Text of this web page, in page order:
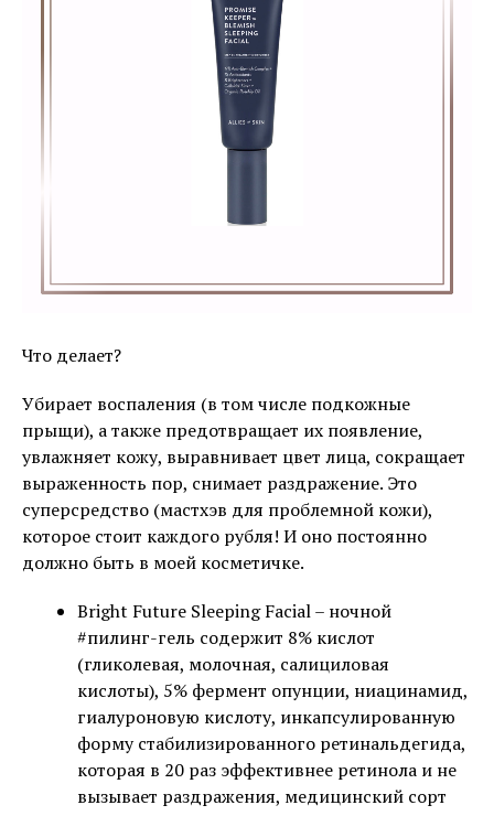
Что делает?
Убирает воспаления (в том числе подкожные
прыщи), а также предотвращает их появление,
увлажняет кожу, выравнивает цвет лица, сокращает
выраженность пор, снимает раздражение. Это
суперсредство (мастхэв для проблемной кожи),
которое стоит каждого рубля! И оно постоянно
должно быть в моей косметичке.
Bright Future Sleeping Facial – ночной
#пилинг-гель содержит 8% кислот
(гликолевая, молочная, салициловая
кислоты), 5% фермент опунции, ниацинамид,
гиалуроновую кислоту, инкапсулированную
форму стабилизированного ретинальдегида,
которая в 20 раз эффективнее ретинола и не
вызывает раздражения, медицинский сорт